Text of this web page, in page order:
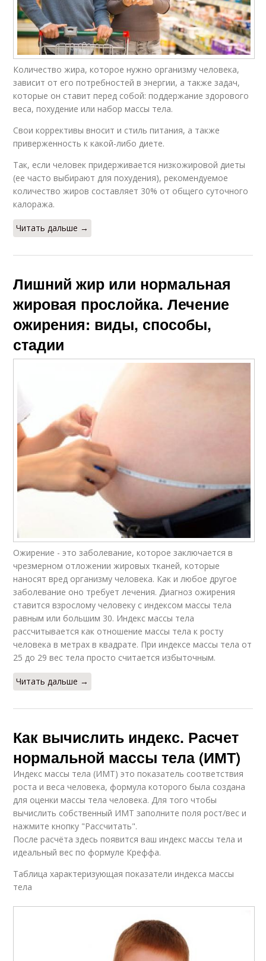
Количество жира, которое нужно организму человека,
зависит от его потребностей в энергии, а также задач,
которые он ставит перед собой: поддержание здорового
веса, похудение или набор массы тела.
Свои коррективы вносит и стиль питания, а также
приверженность к какой-либо диете.
Так, если человек придерживается низкожировой диеты
(ее часто выбирают для похудения), рекомендуемое
количество жиров составляет 30% от общего суточного
калоража.
Читать дальше →
Лишний жир или нормальная
жировая прослойка. Лечение
ожирения: виды, способы,
стадии
Ожирение - это заболевание, которое заключается в
чрезмерном отложении жировых тканей, которые
наносят вред организму человека. Как и любое другое
заболевание оно требует лечения. Диагноз ожирения
ставится взрослому человеку с индексом массы тела
равным или большим 30. Индекс массы тела
рассчитывается как отношение массы тела к росту
человека в метрах в квадрате. При индексе массы тела от
25 до 29 вес тела просто считается избыточным.
Читать дальше →
Как вычислить индекс. Расчет
нормальной массы тела (ИМТ)
Индекс массы тела (ИМТ) это показатель соответствия
роста и веса человека, формула которого была создана
для оценки массы тела человека. Для того чтобы
вычислить собственный ИМТ заполните поля рост/вес и
нажмите кнопку "Рассчитать".
После расчёта здесь появится ваш индекс массы тела и
идеальный вес по формуле Креффа.
Таблица характеризующая показатели индекса массы
тела